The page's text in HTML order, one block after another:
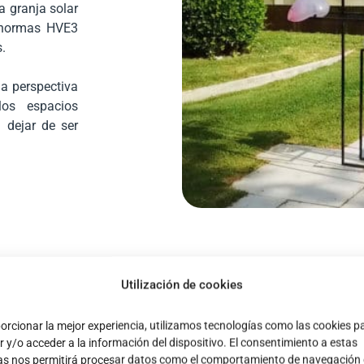
Utilización de cookies
la mejor experiencia, utilizamos tecnologías como las cookies
y/o acceder a la información del dispositivo. El consentimiento a estas
nos permitirá procesar datos como el comportamiento de navegación
granja solar
HVE3
perspectiva
espacios
dejar de ser
Una